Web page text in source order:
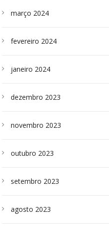
março 2024
fevereiro 2024
janeiro 2024
dezembro 2023
novembro 2023
outubro 2023
setembro 2023
agosto 2023